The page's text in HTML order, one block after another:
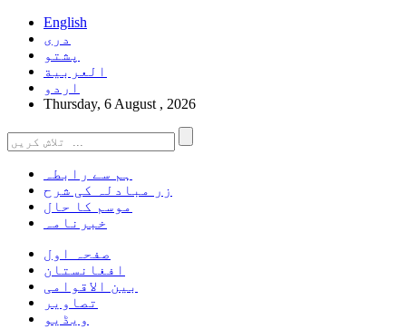
English
دری
پشتو
العربیة
اردو
Thursday, 6 August , 2026
ہم سے رابطہ
زر مبادلہ کی شرح
موسم کا حال
خبرنامہ
صفحہ اول
افغانستان
بین الاقوامی
تصاویر
ویڈیو